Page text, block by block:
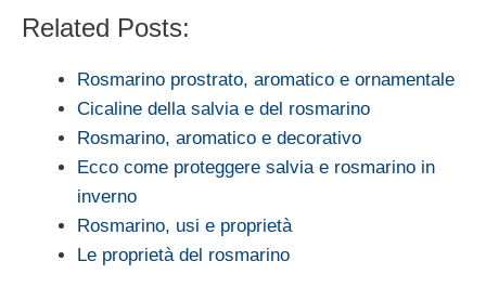
Related Posts:
Rosmarino prostrato, aromatico e ornamentale
Cicaline della salvia e del rosmarino
Rosmarino, aromatico e decorativo
Ecco come proteggere salvia e rosmarino in
inverno
Rosmarino, usi e proprietà
Le proprietà del rosmarino